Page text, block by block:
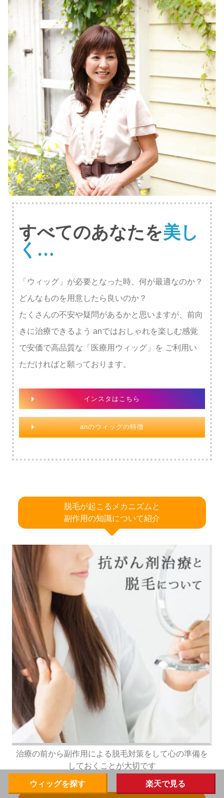
すべてのあなたを美し
く…
「ウィッグ」が必要となった時、何が最適なのか？
どんなものを用意したら良いのか？
たくさんの不安や疑問があるかと思いますが、前向
きに治療できるよう anではおしゃれを楽しむ感覚
で安価で高品質な「医療用ウィッグ」を ご利用い
ただければと願っております。
インスタはこちら
anのウィッグの特徴
脱毛が起こるメカニズムと
副作用の知識について紹介
治療の前から副作用による脱毛対策をして心の準備を
しておくことが大切です
ウィッグを探す 楽天で見る